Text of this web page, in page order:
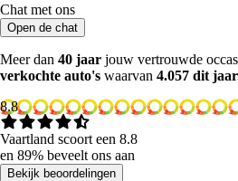
Chat met ons
Open de chat
Meer dan 40 jaar jouw vertrouwde
verkochte auto's waarvan 4.057 dit
8.8
Vaartland scoort een 8.8
en 89% beveelt ons aan
Bekijk beoordelingen